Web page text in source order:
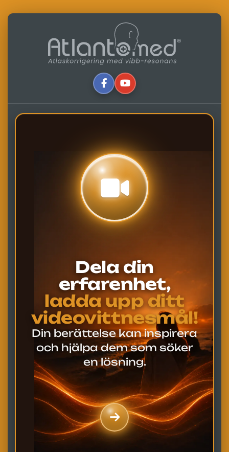
Dela din
erfarenhet,
ladda upp ditt
videovittnesmål!
Din berättelse kan inspirera
och hjälpa dem som söker
en lösning.